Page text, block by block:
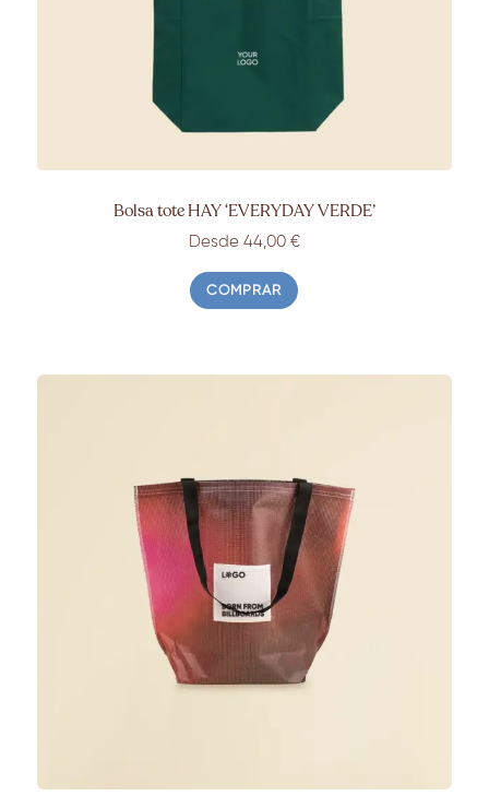
Bolsa tote HAY ‘EVERYDAY VERDE’
Desde 44,00 €
COMPRAR